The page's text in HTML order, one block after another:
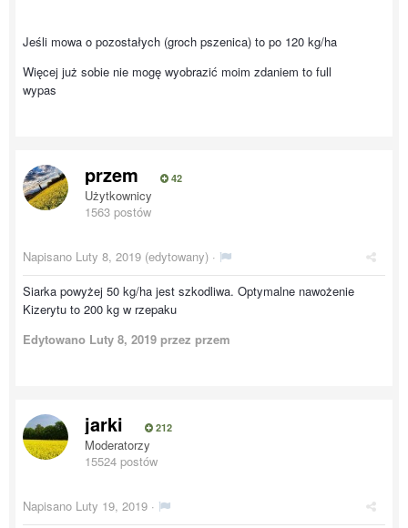
Jeśli mowa o pozostałych (groch pszenica) to po 120 kg/ha
Więcej już sobie nie mogę wyobrazić moim zdaniem to full
wypas
przem 42
Użytkownicy
1563 postów
Napisano Luty 8, 2019 (edytowany) ·
Siarka powyżej 50 kg/ha jest szkodliwa. Optymalne nawożenie
Kizerytu to 200 kg w rzepaku
Edytowano Luty 8, 2019 przez przem
jarki 212
Moderatorzy
15524 postów
Napisano Luty 19, 2019 ·